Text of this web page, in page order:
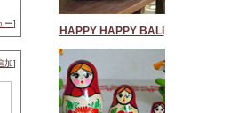
ー]
加]
HAPPY HAPPY BALI